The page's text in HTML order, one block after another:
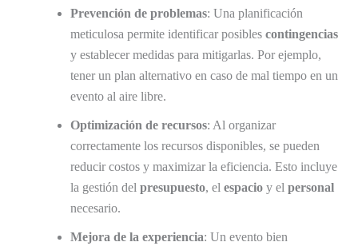
Prevención de problemas: Una planificación
meticulosa permite identificar posibles contingencias
y establecer medidas para mitigarlas. Por ejemplo,
tener un plan alternativo en caso de mal tiempo en un
evento al aire libre.
Optimización de recursos: Al organizar
correctamente los recursos disponibles, se pueden
reducir costos y maximizar la eficiencia. Esto incluye
la gestión del presupuesto, el espacio y el personal
necesario.
Mejora de la experiencia: Un evento bien